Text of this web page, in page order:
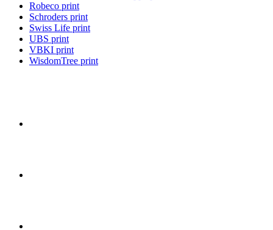
Robeco print
Schroders print
Swiss Life print
UBS print
VBKI print
WisdomTree print